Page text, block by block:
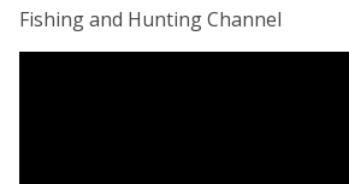
Fishing and Hunting Channel